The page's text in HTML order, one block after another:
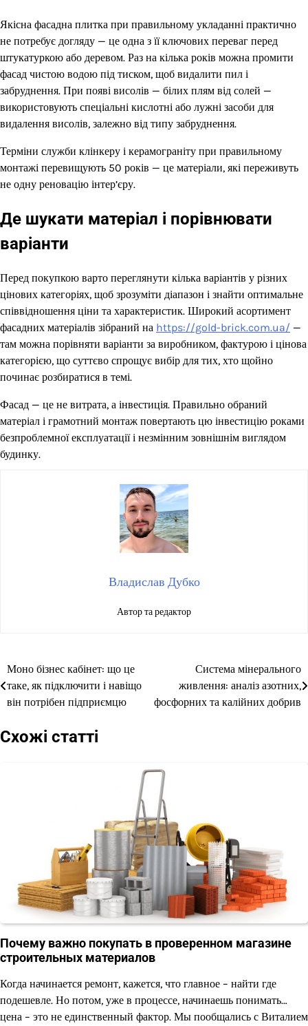
Якісна фасадна плитка при правильному укладанні практично
не потребує догляду — це одна з її ключових переваг перед
штукатуркою або деревом. Раз на кілька років можна промити
фасад чистою водою під тиском, щоб видалити пил і
забруднення. При появі висолів — білих плям від солей —
використовують спеціальні кислотні або лужні засоби для
видалення висолів, залежно від типу забруднення.
Терміни служби клінкеру і керамограніту при правильному
монтажі перевищують 50 років — це матеріали, які переживуть
не одну реновацію інтер’єру.
Де шукати матеріал і порівнювати
варіанти
Перед покупкою варто переглянути кілька варіантів у різних
цінових категоріях, щоб зрозуміти діапазон і знайти оптимальне
співвідношення ціни та характеристик. Широкий асортимент
фасадних матеріалів зібраний на https://gold-brick.com.ua/ —
там можна порівняти варіанти за виробником, фактурою і цінова
категорією, що суттєво спрощує вибір для тих, хто щойно
починає розбиратися в темі.
Фасад — це не витрата, а інвестиція. Правильно обраний
матеріал і грамотний монтаж повертають цю інвестицію роками
безпроблемної експлуатації і незмінним зовнішнім виглядом
будинку.
Владислав Дубко
Автор та редактор
Навігація
записів
Моно бізнес кабінет: що це
таке, як підключити і навіщо
він потрібен підприємцю
Система мінерального
живлення: аналіз азотних,
фосфорних та калійних добрив
Схожі статті
Почему важно покупать в проверенном магазине
строительных материалов
Когда начинается ремонт, кажется, что главное – найти где
подешевле. Но потом, уже в процессе, начинаешь понимать…
цена – это не единственный фактор. Мы пообщались с Виталием